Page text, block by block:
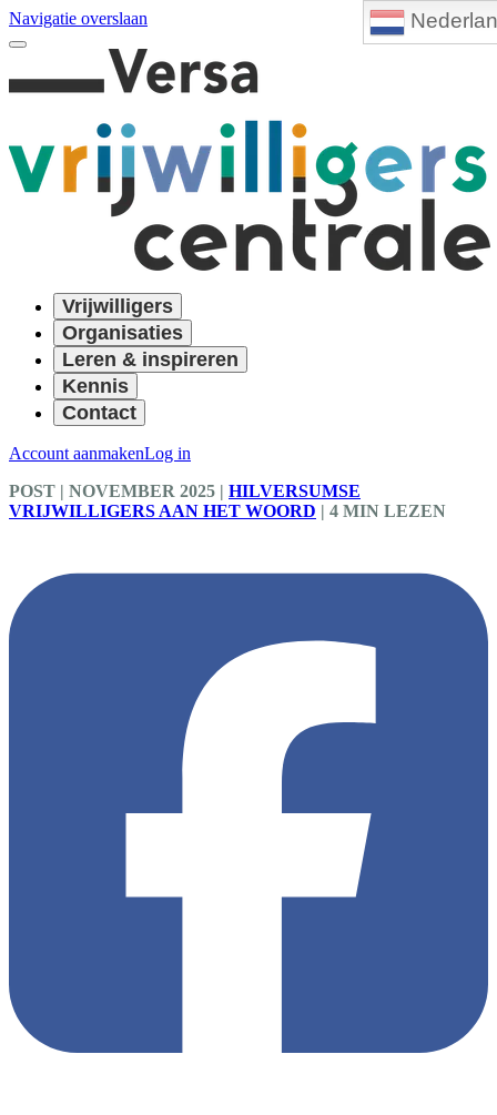
Navigatie overslaan
Vrijwilligers
Organisaties
Leren & inspireren
Kennis
Contact
Account aanmakenLog in
POST | NOVEMBER 2025 | HILVERSUMSE
VRIJWILLIGERS AAN HET WOORD | 4 MIN LEZEN